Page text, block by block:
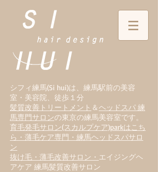
シフィ練馬(Si hui)は、 練馬駅前の美容
室・美容院、徒歩１分
髪質改善トリートメント ＆ヘッドスパ 練
馬専門サロンの東京の練馬美容室です。
育毛発毛サロン(スカルプケア)parkはこち
ら・薄毛ケア専門・練馬ヘッドスパサロ
ン
抜け毛・薄毛改善サロン・ エイジングヘ
アケア 練馬髪質改善サロン